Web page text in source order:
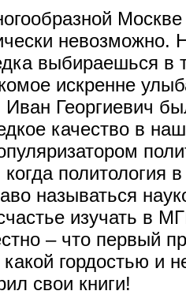
Москве
невозможно.
выбираешься в
искренне
Иван Георгиевич
качество в
политология
называться
изучать в
– что первый
гордостью и
свои книги!